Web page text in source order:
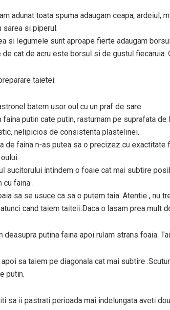
adunat toata spuma adaugam ceapa, ardeiul,
sarea si piperul.
si legumele sunt aproape fierte adaugam
de cat de acru este borsul si de gustul fiecaruia.
taietei:
batem usor oul cu un praf de sare.
faina putin cate putin, rasturnam pe suprafata
nelipicios de consistenta plastelinei.
de faina n-as putea sa o precizez cu
sucitorului intindem o foaie cat mai subtire
cu faina .
sa se usuce ca sa o putem taia. Atentie , nu
cand taiem taiteii.Daca o lasam prea mult
deasupra putina faina apoi rulam strans foaia.
sa taiem pe diagonala cat mai subtire
putin.
sa ii pastrati perioada mai indelungata aveti